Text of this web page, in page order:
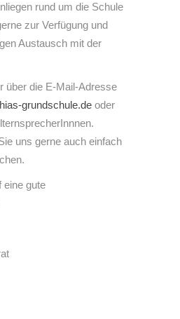
rund um die Schule
zur Verfügung und
Austausch mit der
über die E-Mail-Adresse
grundschule.de oder
uns gerne auch einfach
eine gute